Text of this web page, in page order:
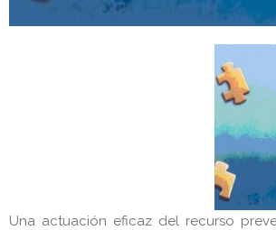
Una actuación eficaz del recurso